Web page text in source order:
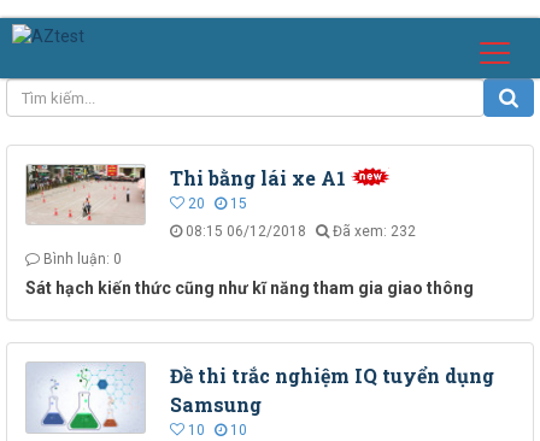
Thi bằng lái xe A1
20
15
08:15 06/12/2018
Đã xem: 232
Bình luận: 0
Sát hạch kiến thức cũng như kĩ năng tham gia giao thông
Đề thi trắc nghiệm IQ tuyển dụng
Samsung
10
10